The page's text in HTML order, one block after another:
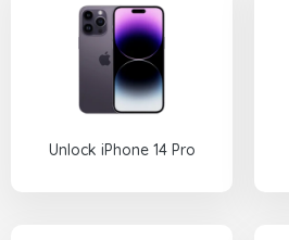
Unlock iPhone 14 Pro